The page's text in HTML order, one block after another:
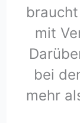
mit
bei
mehr